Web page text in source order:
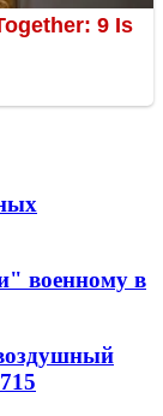
военному в